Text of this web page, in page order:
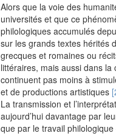
Alors que la voie des
universités et que ce
philologiques accumulés
sur les grands textes hérités
grecques et romaines ou
littéraires, mais aussi dans la
continuent pas moins à
et de productions artistiques
La transmission et
aujourd’hui davantage par
que par le travail